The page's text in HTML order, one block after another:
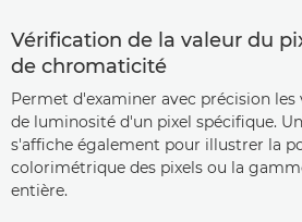
Vérification de la valeur du
de chromaticité
Permet d'examiner avec précision
de luminosité d'un pixel spécifique.
s'affiche également pour illustrer la
colorimétrique des pixels ou la
entière.